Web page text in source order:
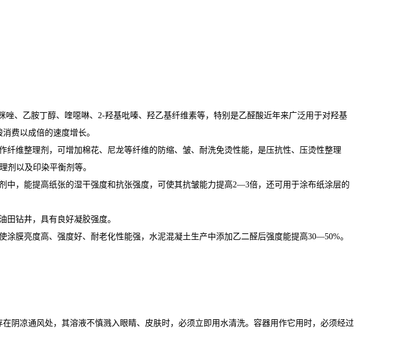
唑、乙胺丁醇、喹噁啉、2-羟基吡嗪、羟乙基纤维素等，特别是乙醛酸近年来广泛用于对羟基
费以成倍的速度增长。
纤维整理剂，可增加棉花、尼龙等纤维的防缩、皱、耐洗免烫性能，是压抗性、压烫性整理
剂以及印染平衡剂等。
中，能提高纸张的湿干强度和抗张强度，可使其抗皱能力提高2—3倍，还可用于涂布纸涂层的
田钻井，具有良好凝胶强度。
涂膜亮度高、强度好、耐老化性能强，水泥混凝土生产中添加乙二醛后强度能提高30—50%。
阴凉通风处，其溶液不慎溅入眼睛、皮肤时，必须立即用水清洗。容器用作它用时，必须经过